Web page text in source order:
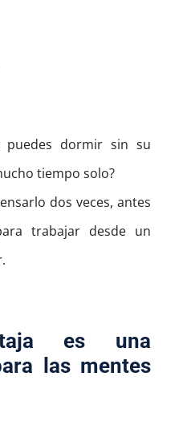
dormir sin su
tiempo solo?
dos veces, antes
trabajar desde un
es una
las mentes